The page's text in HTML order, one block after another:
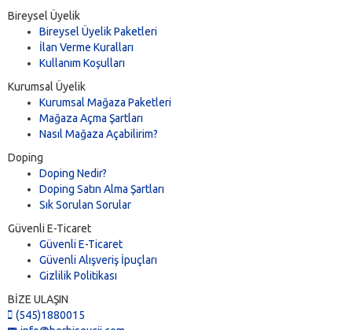
Bireysel Üyelik
Bireysel Üyelik Paketleri
İlan Verme Kuralları
Kullanım Koşulları
Kurumsal Üyelik
Kurumsal Mağaza Paketleri
Mağaza Açma Şartları
Nasıl Mağaza Açabilirim?
Doping
Doping Nedir?
Doping Satın Alma Şartları
Sık Sorulan Sorular
Güvenli E-Ticaret
Güvenli E-Ticaret
Güvenli Alışveriş İpuçları
Gizlilik Politikası
BİZE ULAŞIN
(545)1880015